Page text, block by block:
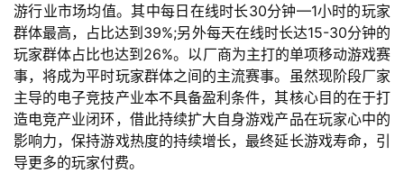
休
闲
游
戏
2
0
游行业市场均值。其中每日在线时长30分钟—1小时的玩家
群体最高，占比达到39%;另外每天在线时长达15-30分钟的
玩家群体占比也达到26%。以厂商为主打的单项移动游戏赛
事，将成为平时玩家群体之间的主流赛事。虽然现阶段厂家
主导的电子竞技产业本不具备盈利条件，其核心目的在于打
造电竞产业闭环，借此持续扩大自身游戏产品在玩家心中的
影响力，保持游戏热度的持续增长，最终延长游戏寿命，引
导更多的玩家付费。